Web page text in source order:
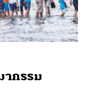
ากรรม